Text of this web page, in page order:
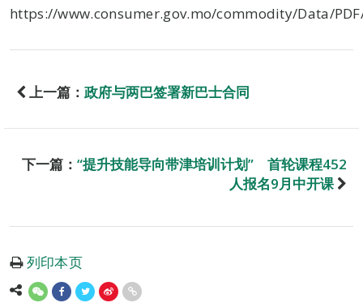
https://www.consumer.gov.mo/commodity/Data/
上一篇： 政府与两巴签署新巴士合同
下一篇： “提升技能导向带津培训计划” 首轮课程452
人报名9月中开课
列印本页